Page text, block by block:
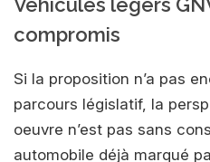
compromis
Si la proposition n’a pas
parcours législatif, la
oeuvre n’est pas sans
automobile déjà marqué